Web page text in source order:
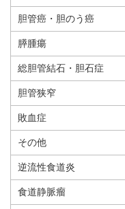
胆管癌・胆のう癌
膵腫瘍
総胆管結石・胆石症
胆管狭窄
敗血症
その他
逆流性食道炎
食道静脈瘤